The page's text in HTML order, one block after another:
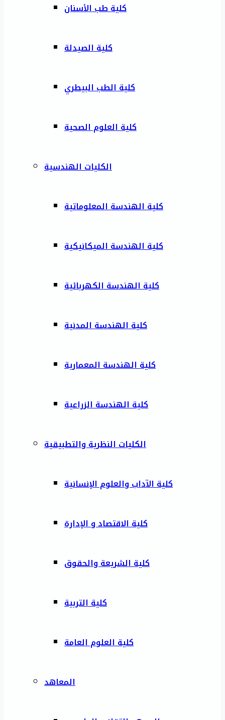
كلية طب الأسنان
كلية الصيدلة
كلية الطب البيطري
كلية العلوم الصحية
الكليات الهندسية
كلية الهندسة المعلوماتية
كلية الهندسة الميكانيكية
كلية الهندسة الكهربائية
كلية الهندسة المدنية
كلية الهندسة المعمارية
كلية الهندسة الزراعية
الكليات النظرية والتطبيقية
كلية الآداب والعلوم الإنسانية
كلية الاقتصاد و الإدارة
كلية الشريعة والحقوق
كلية التربية
كلية العلوم العامة
المعاهد